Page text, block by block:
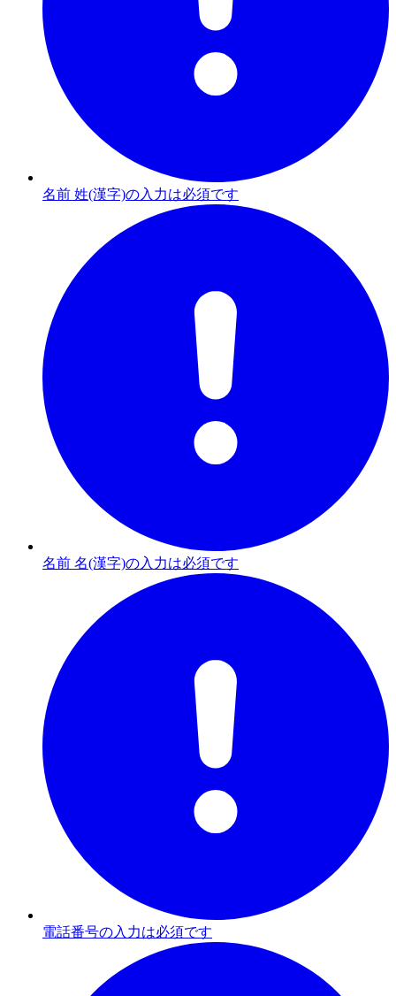
名前 姓(漢字)の入力は必須です
名前 名(漢字)の入力は必須です
電話番号の入力は必須です